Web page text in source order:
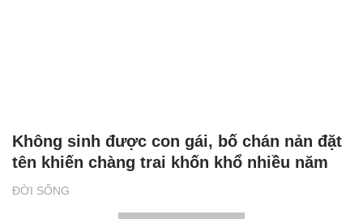
ĐỜI SỐNG
Không sinh được con gái, bố chán nản đặt
tên khiến chàng trai khốn khổ nhiều năm